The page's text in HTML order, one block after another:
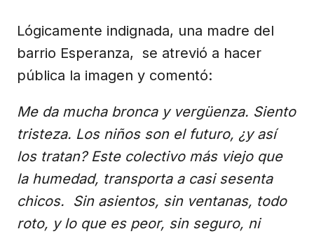
Lógicamente indignada, una madre del
barrio Esperanza, se atrevió a hacer
pública la imagen y comentó:
Me da mucha bronca y vergüenza. Siento
tristeza. Los niños son el futuro, ¿y así
los tratan? Este colectivo más viejo que
la humedad, transporta a casi sesenta
chicos. Sin asientos, sin ventanas, todo
roto, y lo que es peor, sin seguro, ni